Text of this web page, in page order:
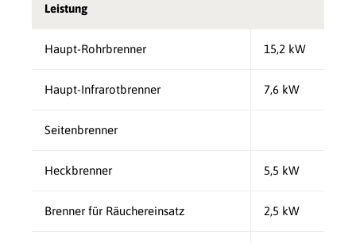
Leistung
Haupt-Rohrbrenner 15,2 kW
Haupt-Infrarotbrenner 7,6 kW
Seitenbrenner
Heckbrenner 5,5 kW
Brenner für Räuchereinsatz 2,5 kW